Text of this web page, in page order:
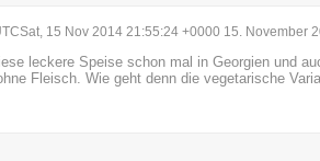
15 Nov 2014 21:55:24 +0000 15. November
leckere Speise schon mal in Georgien und
Fleisch. Wie geht denn die vegetarische